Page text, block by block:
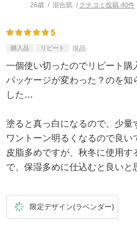
26歳 混合肌 クチコミ投稿 40件
5
購入品 リピート 現品
一個使い切ったのでリピート購
パッケージが変わった？のを知
した…
塗ると真っ白になるので、少量
ワントーン明るくなるので良い
皮脂多めですが、秋冬に使用
で、保湿多めに仕込むと良いと
限定デザイン(ラベンダー)